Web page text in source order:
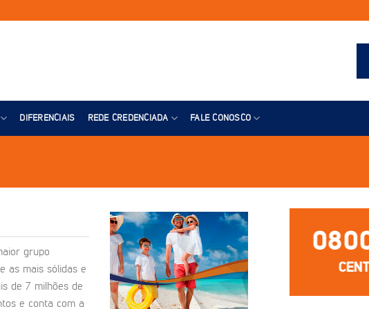
DIFERENCIAIS REDE CREDENCIADA FALE CONOSCO
grupo
as mais sólidas e
de 7 milhões de
e conta com a